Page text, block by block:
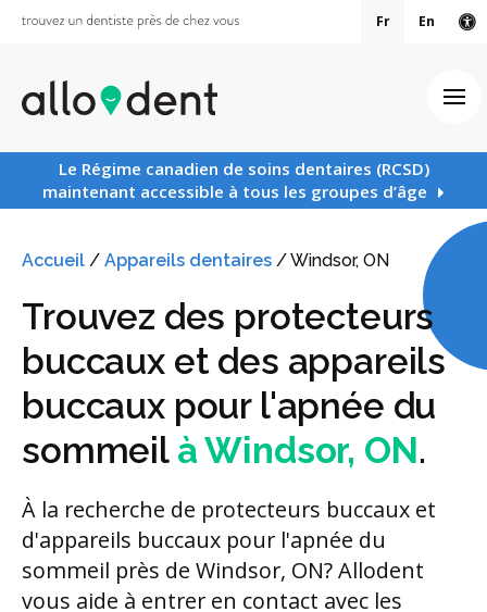
Fr En
Le Régime canadien de soins dentaires (RCSD)
maintenant accessible à tous les groupes d’âge
Accueil / Appareils dentaires /Windsor, ON
Trouvez des protecteurs
buccaux et des appareils
buccaux pour l'apnée du
sommeil à Windsor, ON.
À la recherche de protecteurs buccaux et
d'appareils buccaux pour l'apnée du
sommeil près de Windsor, ON? Allodent
vous aide à entrer en contact avec les